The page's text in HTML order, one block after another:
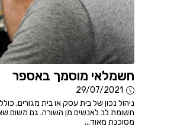
חשמלאי מוסמך באספר
29/07/2021
ניהול נכון של בית עסק או בית מגורים,
תשומת לב לאנשים מן השורה. גם משום
מסוכנת מאוד...